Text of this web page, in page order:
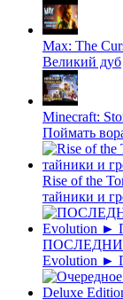
Max: The
Великий дуб
Minecraft:
Поймать
Rise of the
тайники и
Evolution